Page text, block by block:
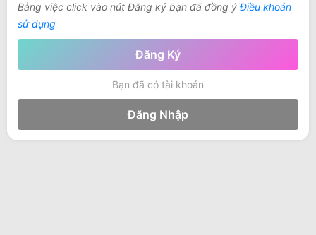
Bằng việc click vào nút Đăng ký bạn đã đồng ý Điều khoản
sử dụng
Đăng Ký
Bạn đã có tài khoản
Đăng Nhập